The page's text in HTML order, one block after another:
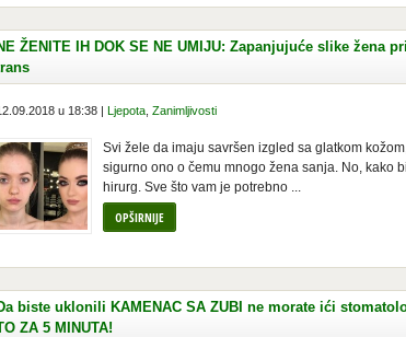
ŽENITE IH DOK SE NE UMIJU: Zapanjujuće slike žena
u 18:38 | Ljepota Zanimljivosti
Svi žele da imaju savršen izgled sa glatkom
sigurno ono o čemu mnogo žena sanja. No, kako
hirurg. Sve što vam je potrebno ...
OPŠIRNIJE
biste uklonili KAMENAC SA ZUBI ne morate ići
ZA 5 MINUTA!